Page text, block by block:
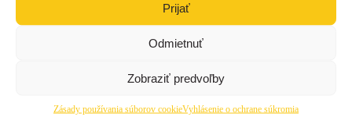
Prijať
Odmietnuť
Zobraziť predvoľby
Zásady používania súborov cookieVyhlásenie o ochrane súkromia
Arcibiskup
Schematizmus